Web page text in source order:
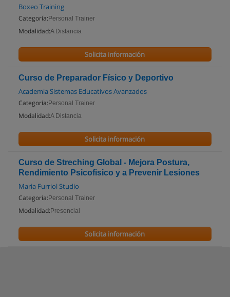
Boxeo Training
Categoría: Personal Trainer
Modalidad:A Distancia
Solicita información
Curso de Preparador Físico y Deportivo
Academia Sistemas Educativos Avanzados
Categoría: Personal Trainer
Modalidad:A Distancia
Solicita información
Curso de Streching Global - Mejora Postura,
Rendimiento Psicofisico y a Prevenir Lesiones
Maria Furriol Studio
Categoría: Personal Trainer
Modalidad: Presencial
Solicita información